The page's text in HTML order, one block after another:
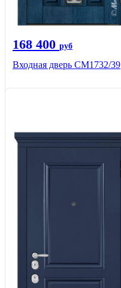
168 400 руб
Входная дверь СМ1732/39